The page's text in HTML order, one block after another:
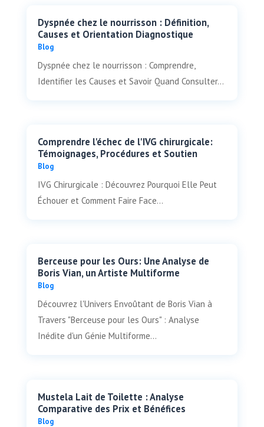
Dyspnée chez le nourrisson : Définition,
Causes et Orientation Diagnostique
Blog
Dyspnée chez le nourrisson : Comprendre,
Identifier les Causes et Savoir Quand Consulter...
Comprendre l'échec de l'IVG chirurgicale:
Témoignages, Procédures et Soutien
Blog
IVG Chirurgicale : Découvrez Pourquoi Elle Peut
Échouer et Comment Faire Face...
Berceuse pour les Ours: Une Analyse de
Boris Vian, un Artiste Multiforme
Blog
Découvrez l'Univers Envoûtant de Boris Vian à
Travers "Berceuse pour les Ours" : Analyse
Inédite d'un Génie Multiforme...
Mustela Lait de Toilette : Analyse
Comparative des Prix et Bénéfices
Blog